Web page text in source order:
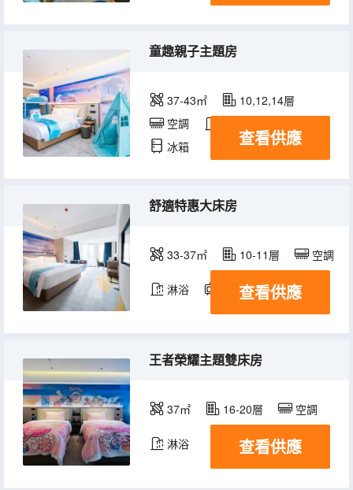
童趣親子主題房
37-43㎡
10,12,14層
空調
冰箱
查看供應
舒適特惠大床房
33-37㎡ 10-11層 空調
淋浴 電視機 冰箱
查看供應
王者榮耀主題雙床房
37㎡ 16-20層 空調
淋浴 查看供應